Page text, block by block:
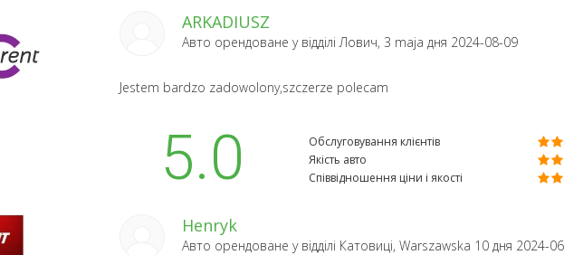
ARKADIUSZ
Авто орендоване у відділі Лович, 3 maja дня 2024-08-09
Jestem bardzo zadowolony,szczerze polecam
5.0
Обслуговування клієнтів
Якість авто
Співвідношення ціни і якості
Henryk
Авто орендоване у відділі Катовиці, Warszawska 10 дня 2024-